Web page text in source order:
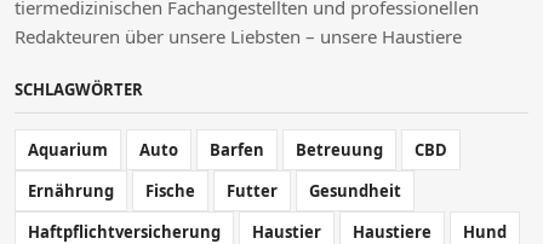
tiermedizinischen Fachangestellten und professionellen
Redakteuren über unsere Liebsten – unsere Haustiere
SCHLAGWÖRTER
Aquarium Auto Barfen Betreuung
CBD
Ernährung
Fische Futter
Gesundheit
Haftpflichtversicherung
Haustier Haustiere
Hund